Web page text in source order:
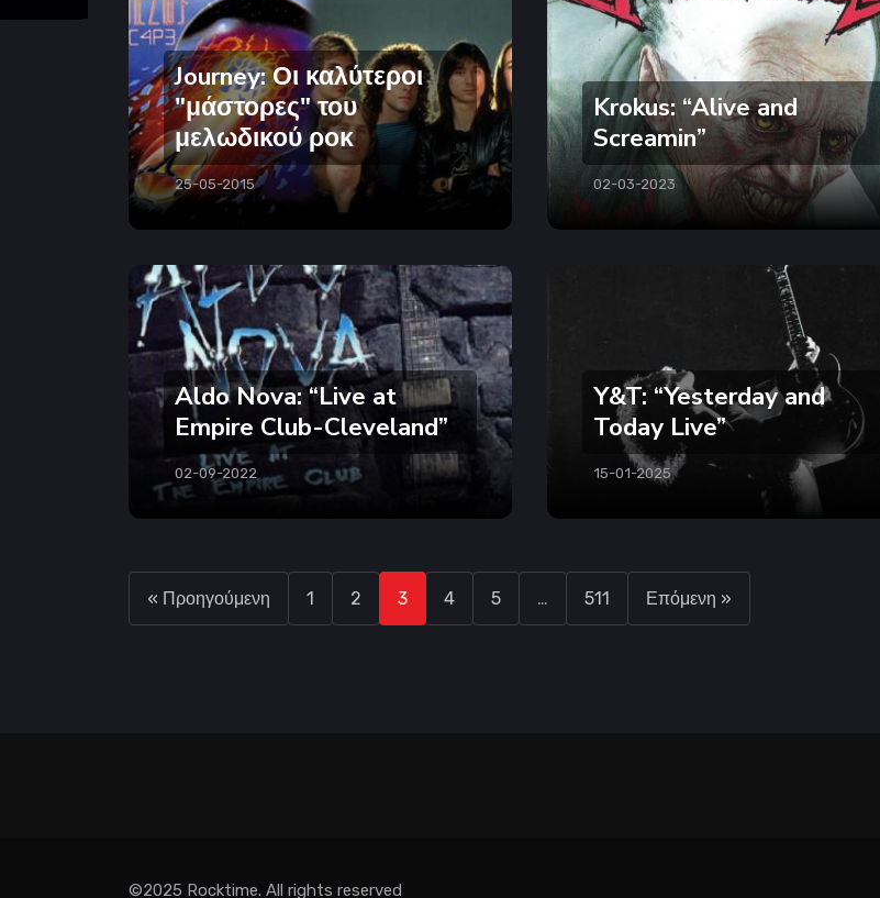
Journey: Οι καλύτεροι
"μάστορες" του
μελωδικού ροκ
25-05-2015
Krokus: “Alive and
Screamin”
02-03-2023
Aldo Nova: “Live at
Empire Club-Cleveland”
02-09-2022
Y&T: “Yesterday and
Today Live”
15-01-2025
« Προηγούμενη 1 2 3 4 5 … 511 Επόμενη »
©2025 Rocktime. All rights reserved